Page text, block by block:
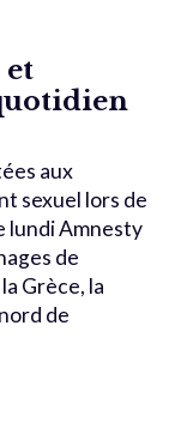
aux
sexuel lors de
lundi Amnesty
de
Grèce, la
de